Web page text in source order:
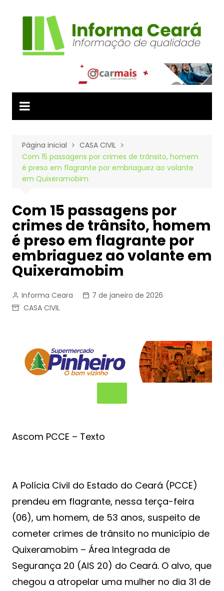
Página inicial
CASA CIVIL
Com 15 passagens por crimes de trânsito, homem
é preso em flagrante por embriaguez ao volante
em Quixeramobim
Com 15 passagens por
crimes de trânsito, homem
é preso em flagrante por
embriaguez ao volante em
Quixeramobim
Informa Ceara
7 de janeiro de 2026
CASA CIVIL
Ascom PCCE – Texto
A Polícia Civil do Estado do Ceará (PCCE)
prendeu em flagrante, nessa terça-feira
(06), um homem, de 53 anos, suspeito de
cometer crimes de trânsito no município de
Quixeramobim – Área Integrada de
Segurança 20 (AIS 20) do Ceará. O alvo, que
chegou a atropelar uma mulher no dia 31 de